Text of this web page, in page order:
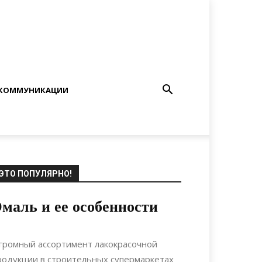
ПОПУЛЯРНО!
и ее особенности
22.06.2022
ассортимент лакокрасочной
в строительных супермаркетах